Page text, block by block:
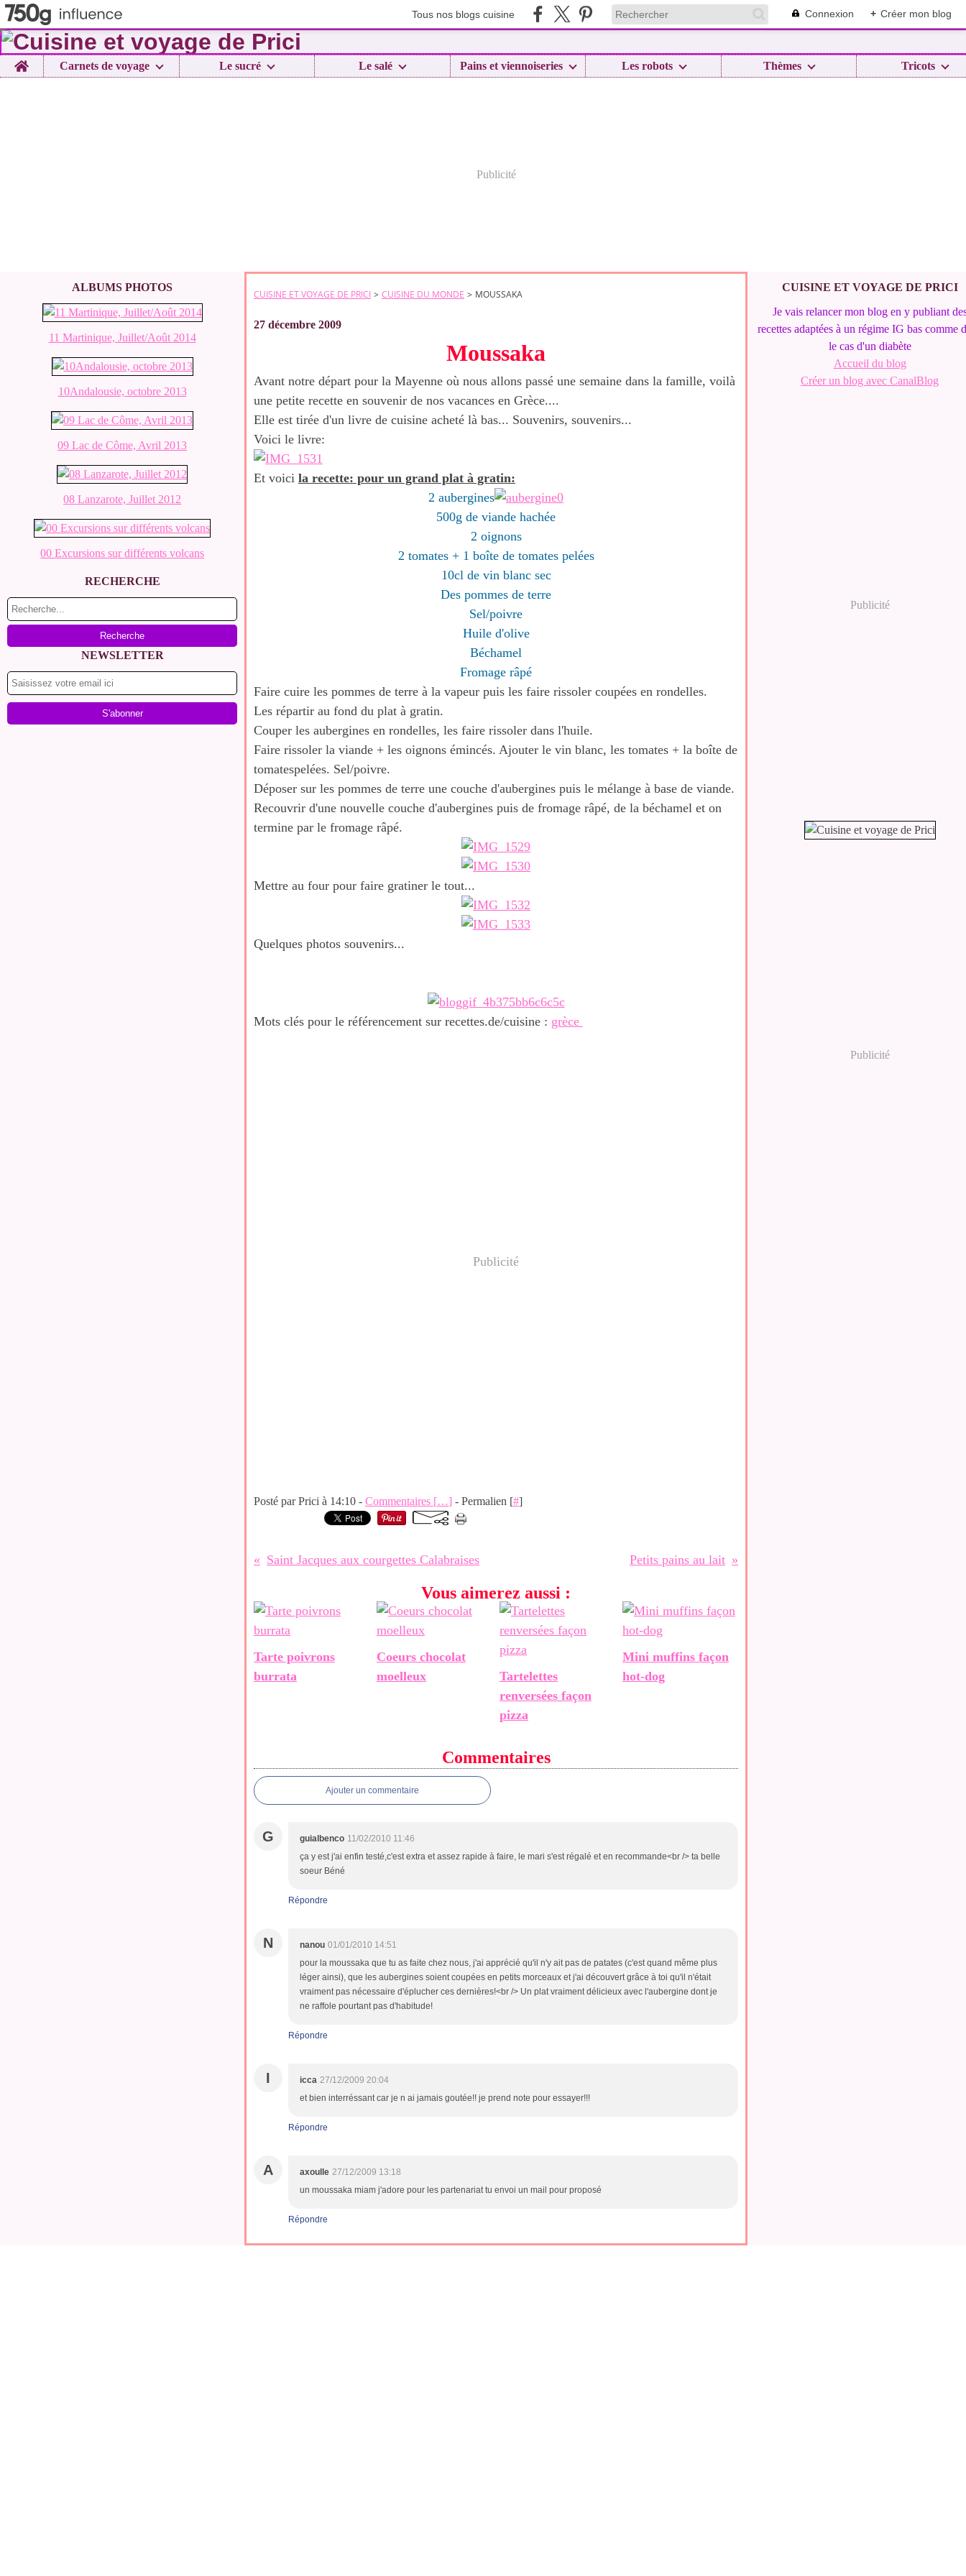
Tous nos blogs cuisine Connexion + Créer mon blog
Home Carnets de voyage Le sucré Le salé Pains et viennoiseries Les robots Thèmes Tricots
Publicité
ALBUMS PHOTOS
11 Martinique, Juillet/Août 2014
10Andalousie, octobre 2013
09 Lac de Côme, Avril 2013
08 Lanzarote, Juillet 2012
00 Excursions sur différents volcans
RECHERCHE
NEWSLETTER
CUISINE ET VOYAGE DE PRICI > CUISINE DU MONDE > MOUSSAKA
27 décembre 2009
Moussaka
Avant notre départ pour la Mayenne où nous allons passé une semaine dans la famille, voilà
une petite recette en souvenir de nos vacances en Grèce....
Elle est tirée d'un livre de cuisine acheté là bas... Souvenirs, souvenirs...
Voici le livre:
Et voici la recette: pour un grand plat à gratin:
2 aubergines
500g de viande hachée
2 oignons
2 tomates + 1 boîte de tomates pelées
10cl de vin blanc sec
Des pommes de terre
Sel/poivre
Huile d'olive
Béchamel
Fromage râpé
Faire cuire les pommes de terre à la vapeur puis les faire rissoler coupées en rondelles.
Les répartir au fond du plat à gratin.
Couper les aubergines en rondelles, les faire rissoler dans l'huile.
Faire rissoler la viande + les oignons émincés. Ajouter le vin blanc, les tomates + la boîte de
tomatespelées. Sel/poivre.
Déposer sur les pommes de terre une couche d'aubergines puis le mélange à base de viande.
Recouvrir d'une nouvelle couche d'aubergines puis de fromage râpé, de la béchamel et on
termine par le fromage râpé.
Mettre au four pour faire gratiner le tout...
Quelques photos souvenirs...
Mots clés pour le référencement sur recettes.de/cuisine : grèce
Publicité
Posté par Prici à 14:10 - Commentaires […] - Permalien [#]
Saint Jacques aux courgettes Calabraises Petits pains au lait
Vous aimerez aussi :
Tarte poivrons
burrata
Coeurs chocolat
moelleux
Tartelettes
renversées façon
pizza
Mini muffins façon
hot-dog
Commentaires
Ajouter un commentaire
G guialbenco 11/02/2010 11:46
ça y est j'ai enfin testé,c'est extra et assez rapide à faire, le mari s'est régalé et en recommande<br /> ta belle
soeur Béné
Répondre
N nanou 01/01/2010 14:51
pour la moussaka que tu as faite chez nous, j'ai apprécié qu'il n'y ait pas de patates (c'est quand même plus
léger ainsi), que les aubergines soient coupées en petits morceaux et j'ai découvert grâce à toi qu'il n'était
vraiment pas nécessaire d'éplucher ces dernières!<br /> Un plat vraiment délicieux avec l'aubergine dont je
ne raffole pourtant pas d'habitude!
Répondre
I icca 27/12/2009 20:04
et bien interréssant car je n ai jamais goutée!! je prend note pour essayer!!!
Répondre
A axoulle 27/12/2009 13:18
un moussaka miam j'adore pour les partenariat tu envoi un mail pour proposé
Répondre
CUISINE ET VOYAGE DE PRICI
Je vais relancer mon blog en y publiant
recettes adaptées à un régime IG bas comme
le cas d'un diabète
Accueil du blog
Créer un blog avec CanalBlog
Publicité
Publicité